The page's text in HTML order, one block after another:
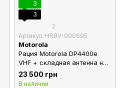
3
3
2
Артикул: HRBV-000695
Motorola
Рация Motorola DP4400e
VHF + складная антенна на
108см
23 500 грн
В наличии